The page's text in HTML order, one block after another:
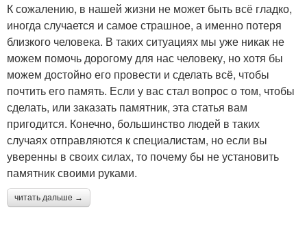
К сожалению, в нашей жизни не может быть всё гладко,
иногда случается и самое страшное, а именно потеря
близкого человека. В таких ситуациях мы уже никак не
можем помочь дорогому для нас человеку, но хотя бы
можем достойно его провести и сделать всё, чтобы
почтить его память. Если у вас стал вопрос о том, чтобы
сделать, или заказать памятник, эта статья вам
пригодится. Конечно, большинство людей в таких
случаях отправляются к специалистам, но если вы
уверенны в своих силах, то почему бы не установить
памятник своими руками.
читать дальше →